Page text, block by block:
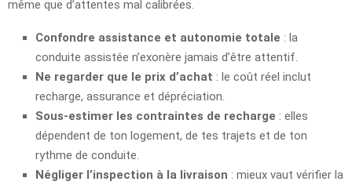
même que d’attentes mal calibrées.
Confondre assistance et autonomie totale : la
conduite assistée n’exonère jamais d’être attentif.
Ne regarder que le prix d’achat : le coût réel inclut
recharge, assurance et dépréciation.
Sous-estimer les contraintes de recharge : elles
dépendent de ton logement, de tes trajets et de ton
rythme de conduite.
Négliger l’inspection à la livraison : mieux vaut vérifier la